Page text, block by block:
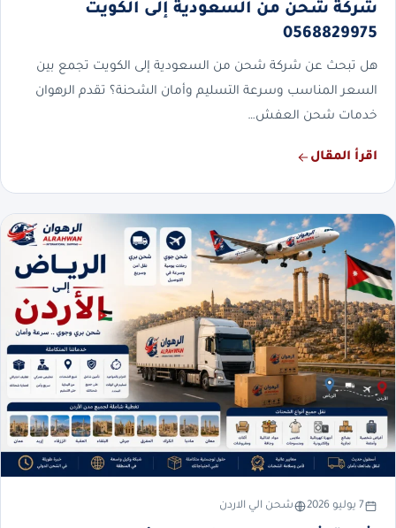
شركة شحن من السعودية إلى الكويت
0568829975
هل تبحث عن شركة شحن من السعودية إلى الكويت تجمع بين
السعر المناسب وسرعة التسليم وأمان الشحنة؟ تقدم الرهوان
خدمات شحن العفش…
اقرأ المقال
7 يوليو 2026 شحن الي الاردن